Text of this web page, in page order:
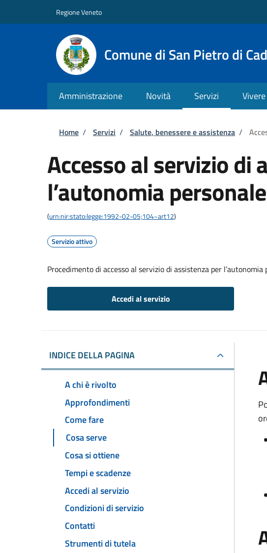
Regione Veneto
Comune di San Pietro di
Amministrazione Novità Servizi
Briciole di pane
Home / Servizi / Salute, benessere e assistenza /
Accesso al servizio di
l’autonomia
(urn:nir:stato:legge:1992-02-05;104~art12)
Servizio attivo
Procedimento di accesso al servizio di assistenza per l’autonomia
Accedi al servizio
INDICE DELLA PAGINA
A chi è rivolto
Approfondimenti
Come fare
Cosa serve
Cosa si ottiene
Tempi e scadenze
Accedi al servizio
Condizioni di servizio
Contatti
Strumenti di tutela